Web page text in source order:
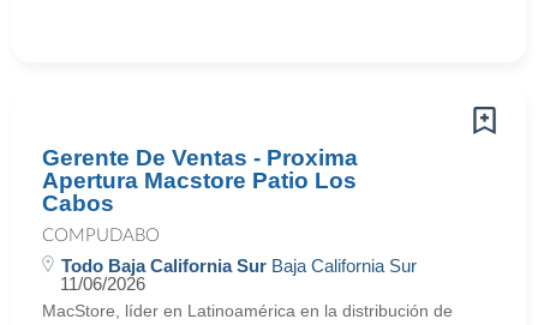
Gerente De Ventas - Proxima
Apertura Macstore Patio Los
Cabos
COMPUDABO
Todo Baja California Sur Baja California Sur
11/06/2026
MacStore, líder en Latinoamérica en la distribución de